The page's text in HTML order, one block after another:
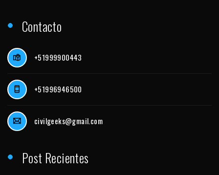
Contacto
+51999900443
+51996946500
civilgeeks@gmail.com
Post Recientes